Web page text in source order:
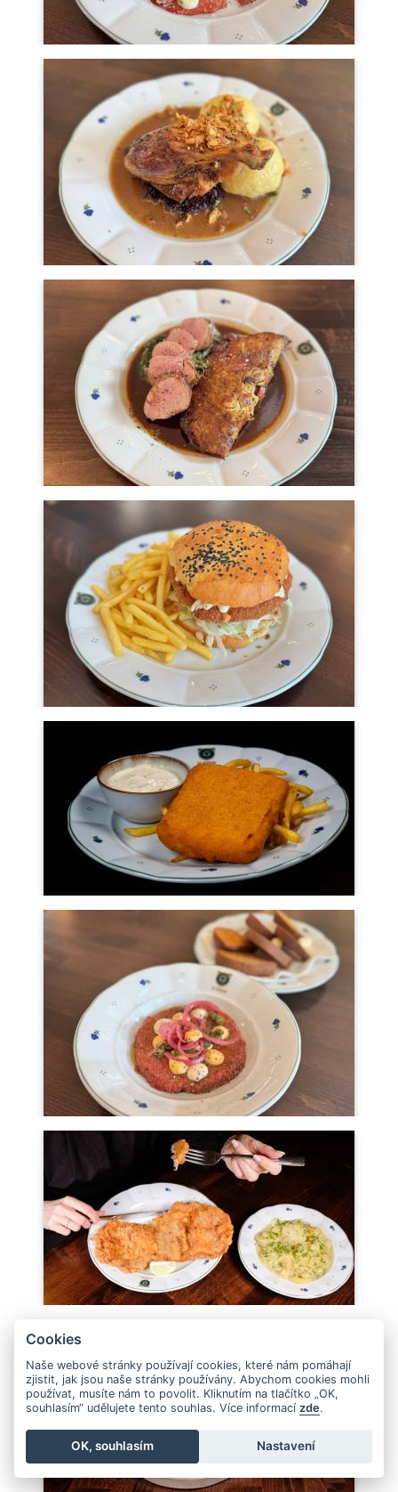
Cookies
Naše webové stránky používají cookies, které nám pomáhají
zjistit, jak jsou naše stránky používány. Abychom cookies mohli
používat, musíte nám to povolit. Kliknutím na tlačítko „OK,
souhlasím“ udělujete tento souhlas. Více informací zde.
OK, souhlasím Nastavení